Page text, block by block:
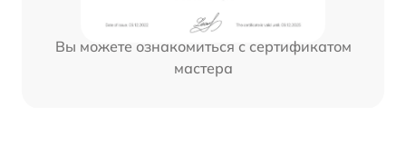
Вы можете ознакомиться с сертификатом
мастера